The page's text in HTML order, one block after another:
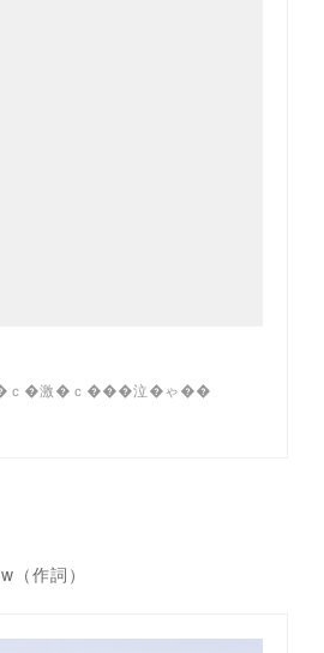
�激�ｃ���泣�ゃ��
作詞）